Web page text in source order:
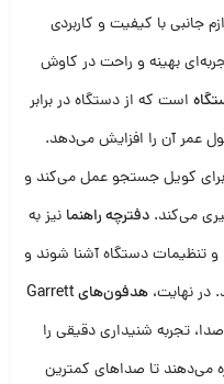
جانبی با کیفیت و کاربردی
بهینه و راحت در کاوش
است که از دستگاه در برابر
عمر آن را افزایش می‌دهد.
کویل جستجو عمل می‌کند و
می‌کند. دفترچه راهنما نیز به
و تنظیمات دستگاه آشنا شوند و
در نهایت،
هدفون‌های Garrett
تجربه شنیداری دقیقی را
می‌دهند تا صداهای کمترین